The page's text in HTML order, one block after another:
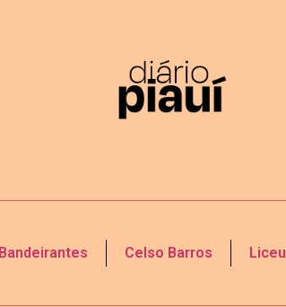
Bandeirantes Celso Barros Liceu